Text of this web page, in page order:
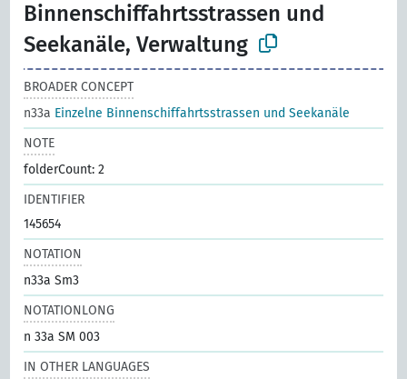
Binnenschiffahrtsstrassen und
Seekanäle, Verwaltung
BROADER CONCEPT
n33a Einzelne Binnenschiffahrtsstrassen und Seekanäle
NOTE
folderCount: 2
IDENTIFIER
145654
NOTATION
n33a Sm3
NOTATIONLONG
n 33a SM 003
IN OTHER LANGUAGES